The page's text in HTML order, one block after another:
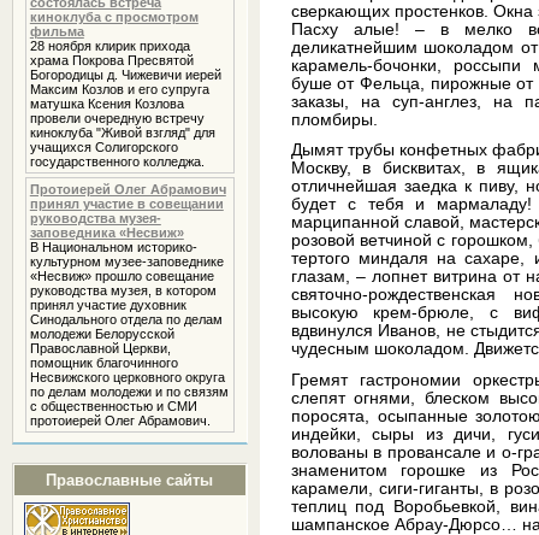
киноклуба с просмотром
фильма
28 ноября клирик прихода
храма Покрова Пресвятой
Богородицы д. Чижевичи иерей
Максим Козлов и его супруга
матушка Ксения Козлова
провели очередную встречу
киноклуба "Живой взгляд" для
учащихся Солигорского
государственного колледжа.
Протоиерей Олег Абрамович
принял участие в совещании
руководства музея-
заповедника «Несвиж»
В Национальном историко-
культурном музее-заповеднике
«Несвиж» прошло совещание
руководства музея, в котором
принял участие духовник
Cинодального отдела по делам
молодежи Белорусской
Православной Церкви,
помощник благочинного
Несвижского церковного округа
по делам молодежи и по связям
с общественностью и СМИ
протоиерей Олег Абрамович.
Православные сайты
сверкающих простенков.
Пасху алые! – в мелко
деликатнейшим шоколадом
карамель-бочонки,
буше от Фельца, пирожные
заказы, на суп-англез, на
пломбиры.
Дымят трубы конфетных
Москву, в бисквитах, в
отличнейшая заедка к пиву,
будет с тебя и мармаладу!
марципанной славой,
розовой ветчиной с
тертого миндаля на сахаре,
глазам, – лопнет витрина от
святочно-рождественская
высокую крем-брюле, с
вдвинулся Иванов, не
чудесным шоколадом.
Гремят гастрономии
слепят огнями, блеском
поросята, осыпанные
индейки, сыры из дичи,
волованы в провансале и о-
знаменитом горошке из
карамели, сиги-гиганты, в
теплиц под Воробьевкой,
шампанское Абрау-Дюрсо…